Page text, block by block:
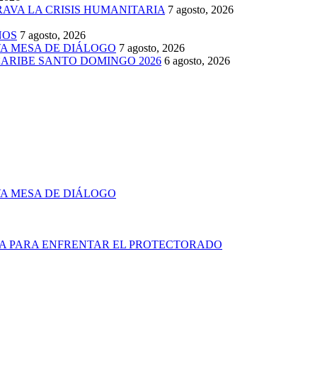
LA CRISIS HUMANITARIA 7 agosto, 2026
7 agosto, 2026
MESA DE DIÁLOGO 7 agosto, 2026
SANTO DOMINGO 2026 6 agosto, 2026
MESA DE DIÁLOGO
ENFRENTAR EL PROTECTORADO